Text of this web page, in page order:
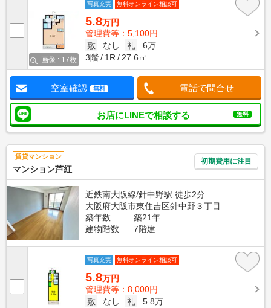
画像 : 17枚
写真充実 無料オンライン相談可
5.8万円
管理費等：5,100円
敷
なし 礼
6万
3階
1R 27.6㎡
空室確認 無料 電話で問合せ
お店にLINEで相談する 無料
賃貸マンション
マンション芦紅
初期費用に注目
近鉄南大阪線/針中野駅 徒歩2分
大阪府大阪市東住吉区針中野３丁目
築年数
築21年
建物階数
7階建
写真充実 無料オンライン相談可
5.8万円
管理費等：8,000円
敷
なし 礼
5.8万